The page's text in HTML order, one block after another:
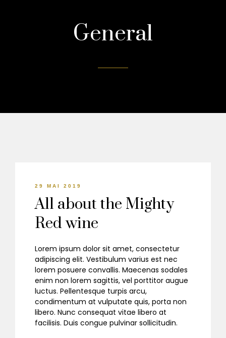
General
29 MAI 2019
All about the Mighty
Red wine
Lorem ipsum dolor sit amet, consectetur
adipiscing elit. Vestibulum varius est nec
lorem posuere convallis. Maecenas sodales
enim non lorem sagittis, vel porttitor augue
luctus. Pellentesque turpis arcu,
condimentum at vulputate quis, porta non
libero. Nunc consequat vitae libero at
facilisis. Duis congue pulvinar sollicitudin.